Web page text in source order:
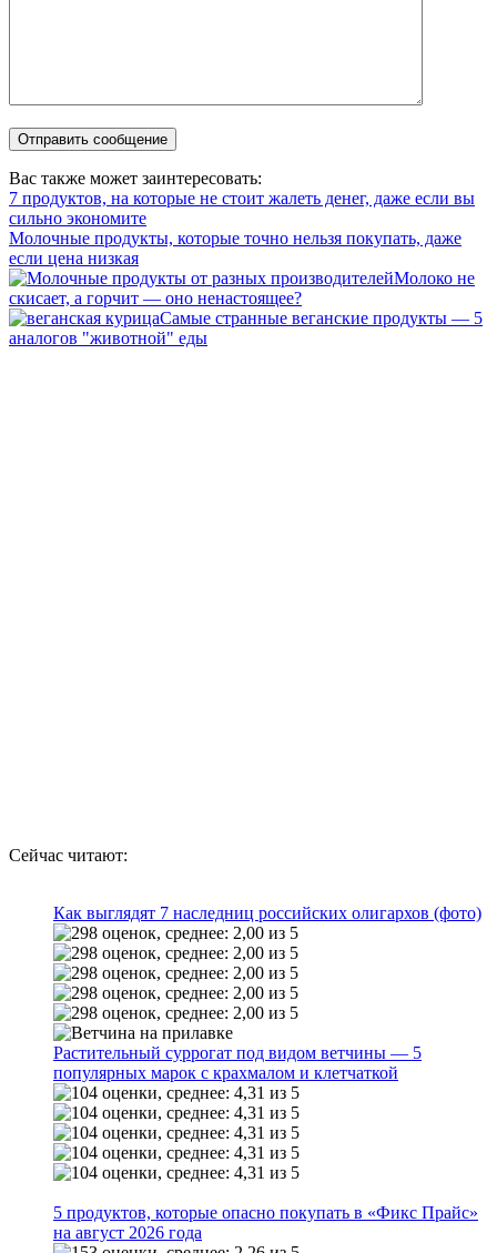
Вас также может заинтересовать:
7 продуктов, на которые не стоит жалеть денег, даже если вы
сильно экономите
Молочные продукты, которые точно нельзя покупать, даже
если цена низкая
Молоко не
скисает, а горчит — оно ненастоящее?
Самые странные веганские продукты — 5
аналогов "животной" еды
Сейчас читают:
Как выглядят 7 наследниц российских олигархов (фото)
Растительный суррогат под видом ветчины — 5
популярных марок с крахмалом и клетчаткой
5 продуктов, которые опасно покупать в «Фикс Прайс»
на август 2026 года